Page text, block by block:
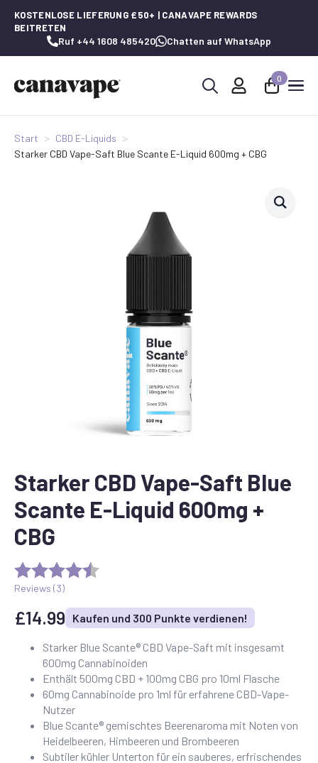
KOSTENLOSE LIEFERUNG £50+ | CANAVAPE REWARDS
BEITRETEN
Ruf +44 1608 485420 Chatten auf WhatsApp
0
Start
CBD E-Liquids
Starker CBD Vape-Saft Blue Scante E-Liquid 600mg + CBG
Starker CBD Vape-Saft Blue
Scante E-Liquid 600mg +
CBG
Reviews (3)
£14.99 Kaufen und 300 Punkte verdienen!
Starker Blue Scante® CBD Vape-Saft mit insgesamt
600mg Cannabinoiden
Enthält 500mg CBD + 100mg CBG pro 10ml Flasche
60mg Cannabinoide pro 1ml für erfahrene CBD-Vape-
Nutzer
Blue Scante® gemischtes Beerenaroma mit Noten von
Heidelbeeren, Himbeeren und Brombeeren
Subtiler kühler Unterton für ein sauberes, erfrischendes